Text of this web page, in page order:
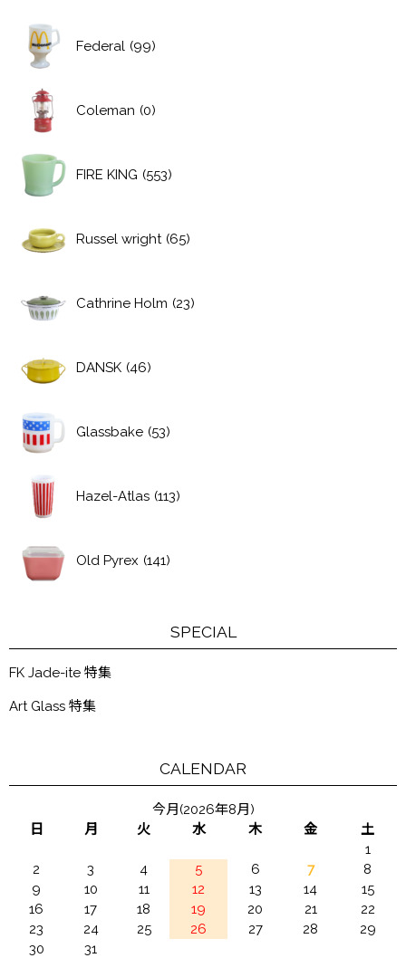
Federal (99)
Coleman (0)
FIRE KING (553)
Russel wright (65)
Cathrine Holm (23)
DANSK (46)
Glassbake (53)
Hazel-Atlas (113)
Old Pyrex (141)
SPECIAL
FK Jade-ite 特集
Art Glass 特集
CALENDAR
今月(2026年8月)
日
月 火 水 木 金
土
1
2
3 4 5 6 7
8
9
10 11 12 13 14
15
16
17 18 19 20 21
22
23
24 25 26 27 28
29
30
31